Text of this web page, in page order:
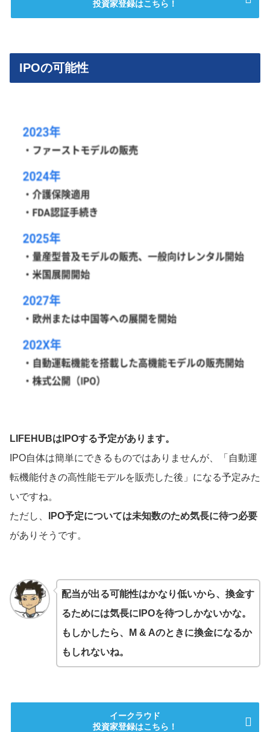
投資家登録はこちら！
IPOの可能性
LIFEHUBはIPOする予定があります。
IPO自体は簡単にできるものではありませんが、「自動運
転機能付きの高性能モデルを販売した後」になる予定みた
いですね。
ただし、
IPO予定については未知数のため気長に待つ必要
がありそうです。
配当が出る可能性はかなり低いから、換金す
るためには気長にIPOを待つしかないかな。
もしかしたら、M & Aのときに換金になるか
もしれないね。
イークラウド
投資家登録はこちら！